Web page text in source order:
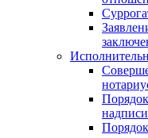
надписи